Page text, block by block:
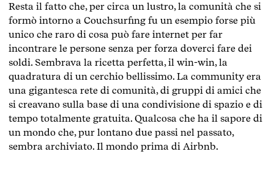
Resta il fatto che, per circa un lustro, la comunità che si
formò intorno a Couchsurfing fu un esempio forse più
unico che raro di cosa può fare internet per far
incontrare le persone senza per forza doverci fare dei
soldi. Sembrava la ricetta perfetta, il win-win, la
quadratura di un cerchio bellissimo. La community era
una gigantesca rete di comunità, di gruppi di amici che
si creavano sulla base di una condivisione di spazio e di
tempo totalmente gratuita. Qualcosa che ha il sapore di
un mondo che, pur lontano due passi nel passato,
sembra archiviato. Il mondo prima di Airbnb.